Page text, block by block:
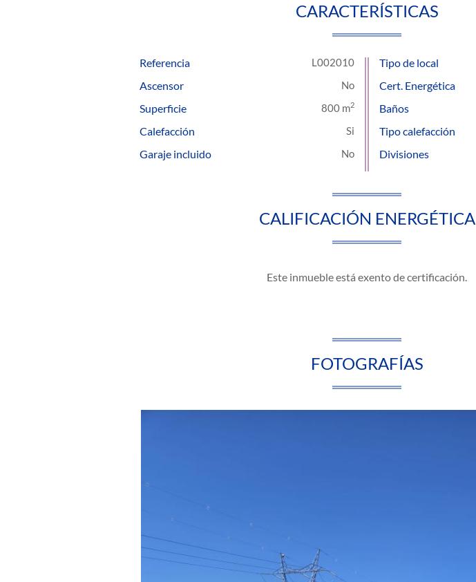
CARACTERÍSTICAS
Referencia L002010 Tipo de local
Ascensor
Cert. Energética
Superficie
800 m2 Baños
Calefacción Tipo calefacción
Garaje incluido Divisiones
CALIFICACIÓN ENERGÉTICA
Este inmueble está exento de certificación.
FOTOGRAFÍAS